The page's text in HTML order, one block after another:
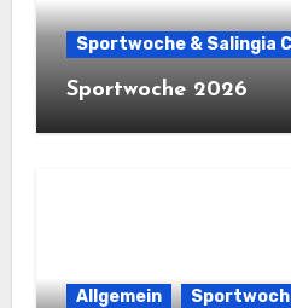
Sportwoche & Salingia
Sportwoche 2026
Allgemein